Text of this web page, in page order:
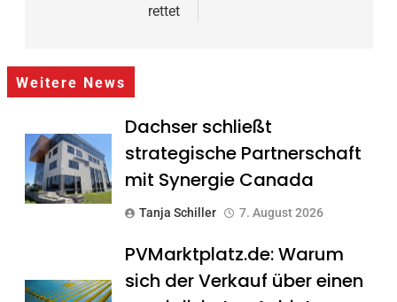
rettet
Weitere News
Dachser schließt
strategische Partnerschaft
mit Synergie Canada
Tanja Schiller 7. August 2026
PVMarktplatz.de: Warum
sich der Verkauf über einen